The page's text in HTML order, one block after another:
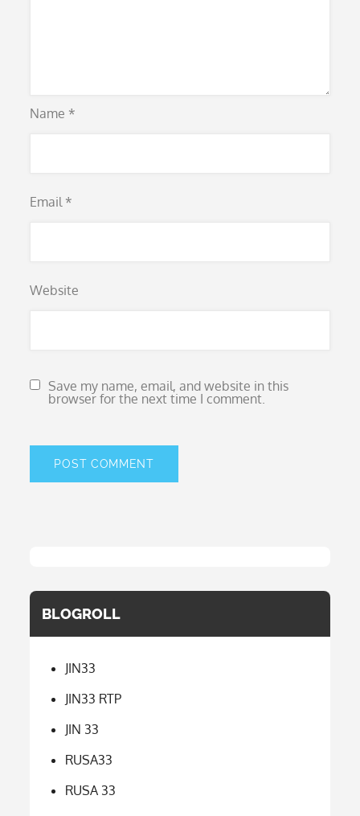
Name *
Email *
Website
Save my name, email, and website in this
browser for the next time I comment.
BLOGROLL
JIN33
JIN33 RTP
JIN 33
RUSA33
RUSA 33